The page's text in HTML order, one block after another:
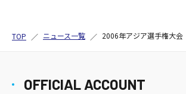
TOP ニュース一覧 2006年アジア選手権大会
OFFICIAL ACCOUNT